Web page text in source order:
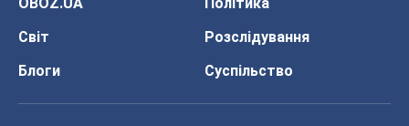
Світ
Розслідування
Блоги
Суспільство